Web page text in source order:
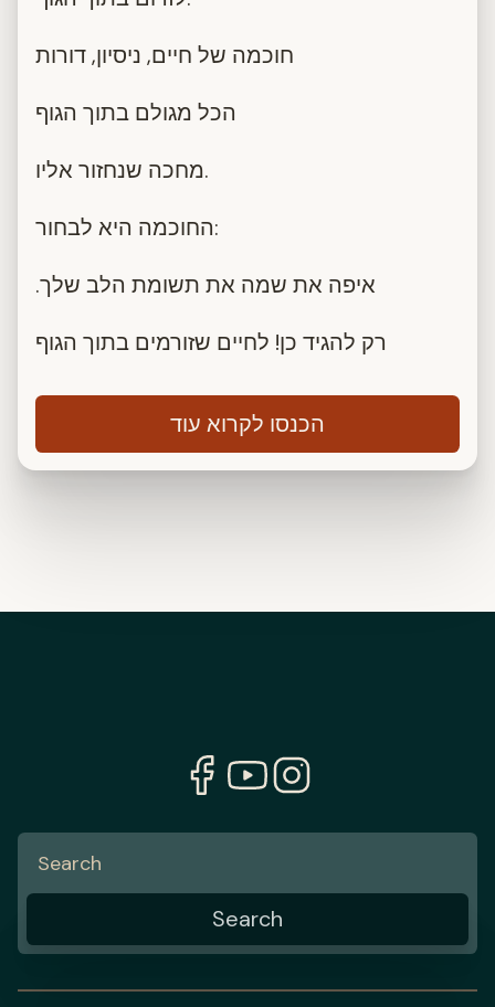
חוכמה של חיים, ניסיון, דורות
הכל מגולם בתוך הגוף
מחכה שנחזור אליו.
החוכמה היא לבחור:
.איפה את שמה את תשומת הלב שלך
רק להגיד כן! לחיים שזורמים בתוך הגוף
הכנסו לקרוא עוד